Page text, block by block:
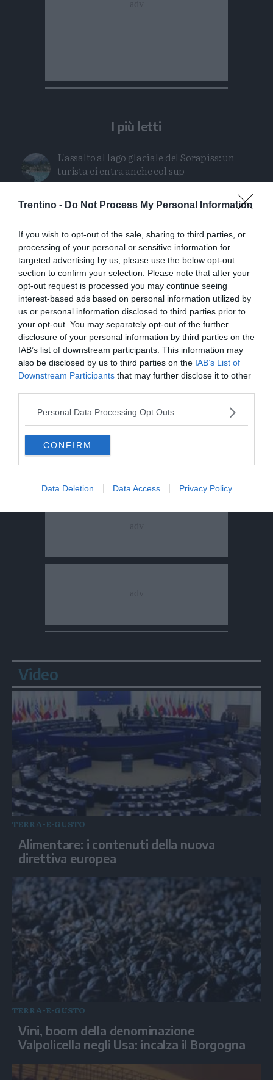
Trentino - Do Not Process My Personal Information
If you wish to opt-out of the sale, sharing to third parties, or
processing of your personal or sensitive information for
targeted advertising by us, please use the below opt-out
section to confirm your selection. Please note that after your
opt-out request is processed you may continue seeing
interest-based ads based on personal information utilized by
us or personal information disclosed to third parties prior to
your opt-out. You may separately opt-out of the further
disclosure of your personal information by third parties on the
IAB’s list of downstream participants. This information may
also be disclosed by us to third parties on the IAB’s List of
Downstream Participants that may further disclose it to other
Personal Data Processing Opt Outs
CONFIRM
Data Deletion Data Access Privacy Policy
I più letti
L'assalto al lago glaciale del Sorapiss: un
turista ci entra anche col sup
Calceranica, bimbo e papà recuperati nel
lago a 8 metri di profondità
Solo venerdì un calo delle temperature ma
aumenteranno i temporali
Tragedia in piscina: perde la vita un
ragazzo di Trento
Morto Mattia Maestri: aveva 13 anni, in
coma dal 2017 dopo un formaggio
contaminato
Video
TERRA-E-GUSTO
Alimentare: i contenuti della nuova
direttiva europea
TERRA-E-GUSTO
Vini, boom della denominazione
Valpolicella negli Usa: incalza il Borgogna